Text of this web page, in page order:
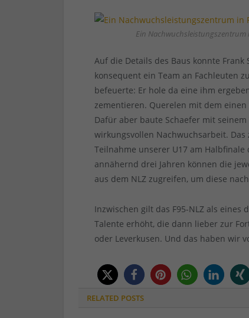
Ein Nachwuchsleistungszentrum
Auf die Details des Baus konnte
konsequent ein Team an Fachleuten
befeuerte: Er hole da eine ihm
zementieren. Querelen mit dem
Dafür aber baute Schaefer mit
wirkungsvollen Nachwuchsarbeit.
Teilnahme unserer U17 am
annähernd drei Jahren können die
aus dem NLZ zugreifen, um diese
Inzwischen gilt das F95-NLZ als
Talente erhöht, die dann lieber zur
oder Leverkusen. Und das haben wir
RELATED POSTS